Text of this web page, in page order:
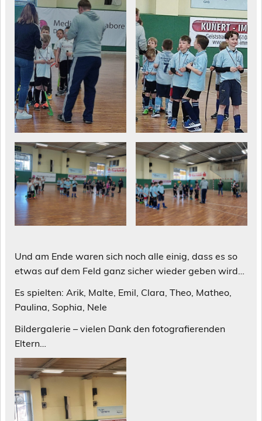
Und am Ende waren sich noch alle einig, dass es so
etwas auf dem Feld ganz sicher wieder geben wird…
Es spielten: Arik, Malte, Emil, Clara, Theo, Matheo,
Paulina, Sophia, Nele
Bildergalerie – vielen Dank den fotografierenden
Eltern…